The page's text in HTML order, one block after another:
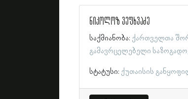
ნიკოლოზ ვეფხვაძე
საქმიანობა: ქართველთა
გამავრცელებელი
სტატუსი: ქუთაისის